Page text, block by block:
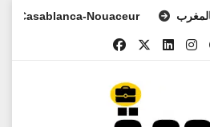
Skip
Nouaceur